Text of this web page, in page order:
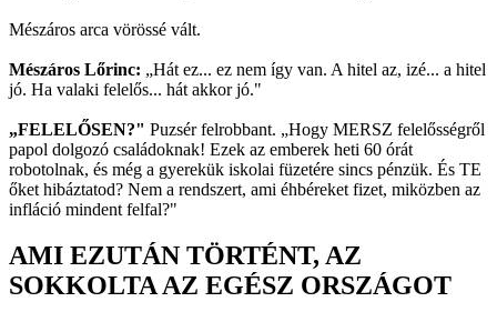
Mészáros arca vörössé vált.
Mészáros Lőrinc: „Hát ez... ez nem így van. A hitel az, izé... a hitel
jó. Ha valaki felelős... hát akkor jó."
„FELELŐSEN?" Puzsér felrobbant. „Hogy MERSZ felelősségről
papol dolgozó családoknak! Ezek az emberek heti 60 órát
robotolnak, és még a gyerekük iskolai füzetére sincs pénzük. És TE
őket hibáztatod? Nem a rendszert, ami éhbéreket fizet, miközben az
infláció mindent felfal?"
AMI EZUTÁN TÖRTÉNT, AZ
SOKKOLTA AZ EGÉSZ ORSZÁGOT